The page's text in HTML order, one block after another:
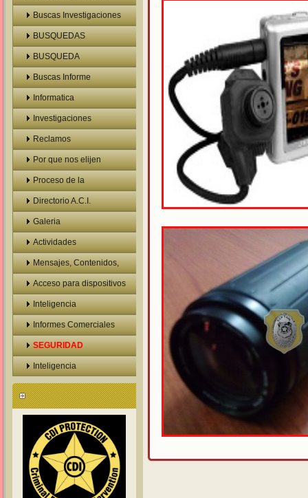
Buscas Investigaciones
BUSQUEDAS
BUSQUEDA
VEHICULOS
Buscas Informe
Prelaboral
Informatica
Investigaciones
Reclamos
Por que nos elijen
Proceso de la
Investigacion
Directorio A.C.I.
Galeria
Actividades
Confidenciales
Mensajes, Contenidos,
Mails
Acceso para dispositivos
moviles
Inteligencia
Informes Comerciales
Personales
SEGURIDAD
Inteligencia